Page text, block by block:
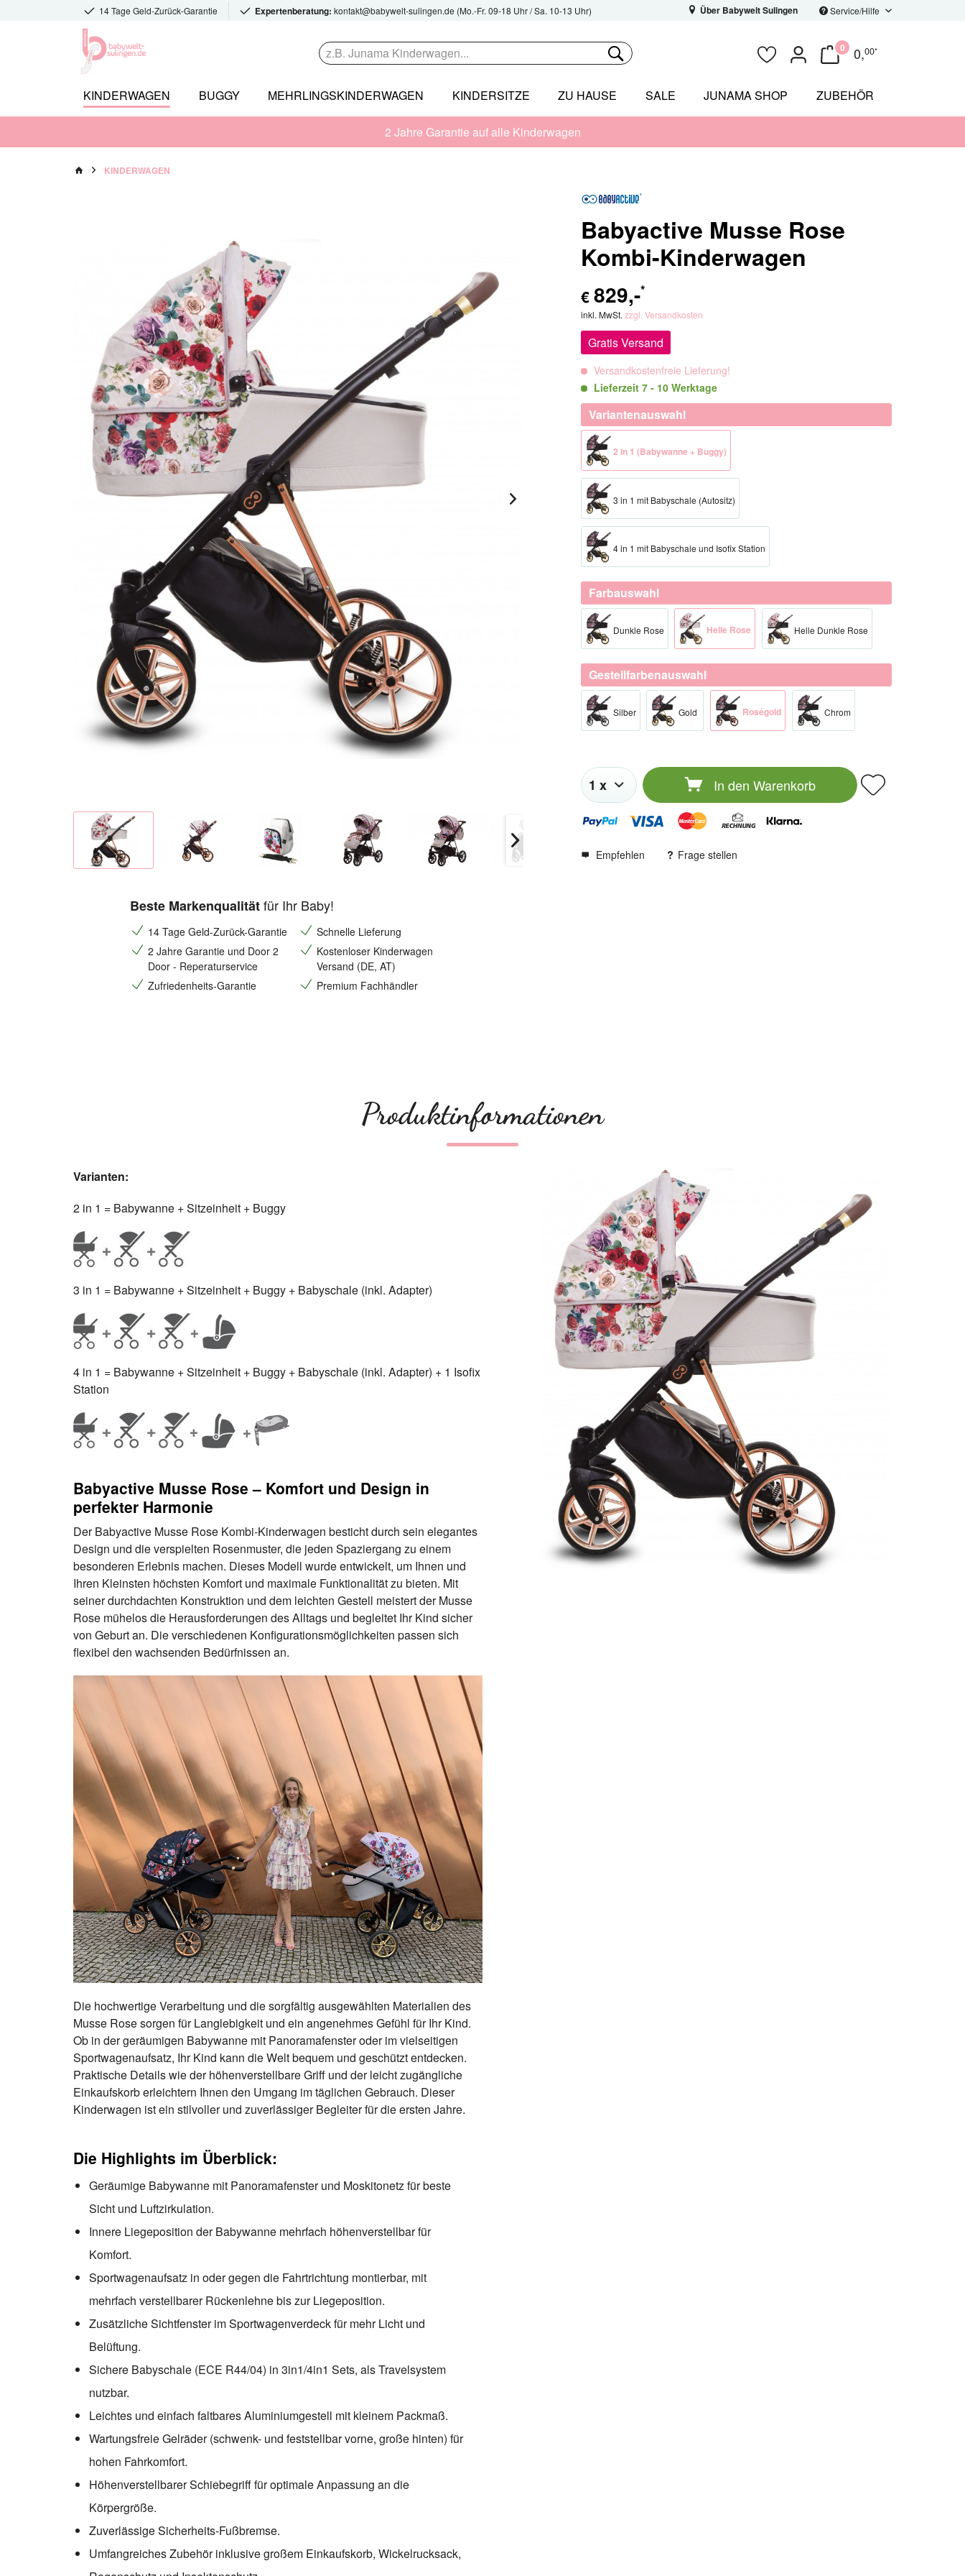
14 Tage Geld-Zurück-Garantie Expertenberatung: kontakt@babywelt-sulingen.de (Mo.-Fr. 09-18 Uhr / Sa. 10-13 Uhr) Über Babywelt Sulingen Service/Hilfe
0 0,00*
KINDERWAGEN BUGGY MEHRLINGSKINDERWAGEN KINDERSITZE ZU HAUSE SALE JUNAMA SHOP ZUBEHÖR
2 Jahre Garantie auf alle Kinderwagen
KINDERWAGEN
Beste Markenqualitätfür Ihr Baby!
14 Tage Geld-Zurück-Garantie
Schnelle Lieferung
2 Jahre Garantie und Door 2
Door - Reperaturservice
Kostenloser Kinderwagen
Versand (DE, AT)
Zufriedenheits-Garantie
Premium Fachhändler
Babyactive Musse Rose
Kombi-Kinderwagen
€ 829,-*
inkl. MwSt. zzgl. Versandkosten
Gratis Versand
Versandkostenfreie Lieferung!
Lieferzeit 7 - 10 Werktage
Variantenauswahl
2 in 1 (Babywanne + Buggy)
3 in 1 mit Babyschale (Autositz)
4 in 1 mit Babyschale und Isofix Station
Farbauswahl
Dunkle Rose Helle Rose Helle Dunkle Rose
Gestellfarbenauswahl
Silber​ Gold​ Roségold​ Chrom​
In den Warenkorb
Empfehlen Frage stellen
Produktinformationen
Varianten:
2 in 1 = Babywanne + Sitzeinheit + Buggy
3 in 1 = Babywanne + Sitzeinheit + Buggy + Babyschale (inkl. Adapter)
4 in 1 = Babywanne + Sitzeinheit + Buggy + Babyschale (inkl. Adapter) + 1 Isofix
Station
Babyactive Musse Rose – Komfort und Design in
perfekter Harmonie
Der Babyactive Musse Rose Kombi-Kinderwagen besticht durch sein elegantes
Design und die verspielten Rosenmuster, die jeden Spaziergang zu einem
besonderen Erlebnis machen. Dieses Modell wurde entwickelt, um Ihnen und
Ihren Kleinsten höchsten Komfort und maximale Funktionalität zu bieten. Mit
seiner durchdachten Konstruktion und dem leichten Gestell meistert der Musse
Rose mühelos die Herausforderungen des Alltags und begleitet Ihr Kind sicher
von Geburt an. Die verschiedenen Konfigurationsmöglichkeiten passen sich
flexibel den wachsenden Bedürfnissen an.
Die hochwertige Verarbeitung und die sorgfältig ausgewählten Materialien des
Musse Rose sorgen für Langlebigkeit und ein angenehmes Gefühl für Ihr Kind.
Ob in der geräumigen Babywanne mit Panoramafenster oder im vielseitigen
Sportwagenaufsatz, Ihr Kind kann die Welt bequem und geschützt entdecken.
Praktische Details wie der höhenverstellbare Griff und der leicht zugängliche
Einkaufskorb erleichtern Ihnen den Umgang im täglichen Gebrauch. Dieser
Kinderwagen ist ein stilvoller und zuverlässiger Begleiter für die ersten Jahre.
Die Highlights im Überblick:
Geräumige Babywanne mit Panoramafenster und Moskitonetz für beste
Sicht und Luftzirkulation.
Innere Liegeposition der Babywanne mehrfach höhenverstellbar für
Komfort.
Sportwagenaufsatz in oder gegen die Fahrtrichtung montierbar, mit
mehrfach verstellbarer Rückenlehne bis zur Liegeposition.
Zusätzliche Sichtfenster im Sportwagenverdeck für mehr Licht und
Belüftung.
Sichere Babyschale (ECE R44/04) in 3in1/4in1 Sets, als Travelsystem
nutzbar.
Leichtes und einfach faltbares Aluminiumgestell mit kleinem Packmaß.
Wartungsfreie Gelräder (schwenk- und feststellbar vorne, große hinten) für
hohen Fahrkomfort.
Höhenverstellbarer Schiebegriff für optimale Anpassung an die
Körpergröße.
Zuverlässige Sicherheits-Fußbremse.
Umfangreiches Zubehör inklusive großem Einkaufskorb, Wickelrucksack,